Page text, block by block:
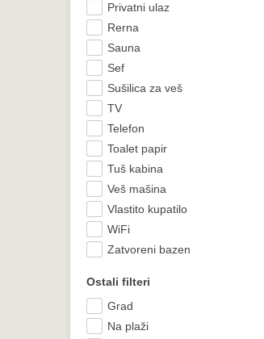
Ostali filteri
Grad
Na plaži
Privatni ulaz
Rerna
Sauna
Sef
Sušilica za veš
TV
Telefon
Toalet papir
Tuš kabina
Veš mašina
Vlastito kupatilo
WiFi
Zatvoreni bazen